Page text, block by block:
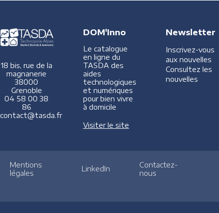
18 bis, rue de la
magnanerie
38000
Grenoble
04 58 00 38
86
contact@tasda.fr
DOM'Inno
Le catalogue
en ligne du
TASDA des
aides
technologiques
et numériques
pour bien vivre
à domicile
Visiter le site
Newsletter
Inscrivez-vous
aux nouvelles
Consultez les
nouvelles
Mentions
légales
LinkedIn
Contactez-
nous